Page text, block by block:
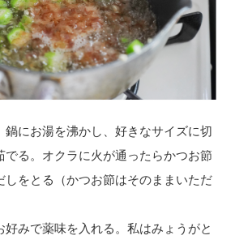
鍋にお湯を沸かし、好きなサイズに切
でる。オクラに火が通ったらかつお節
しをとる（かつお節はそのままいただ
好みで薬味を入れる。私はみょうがと